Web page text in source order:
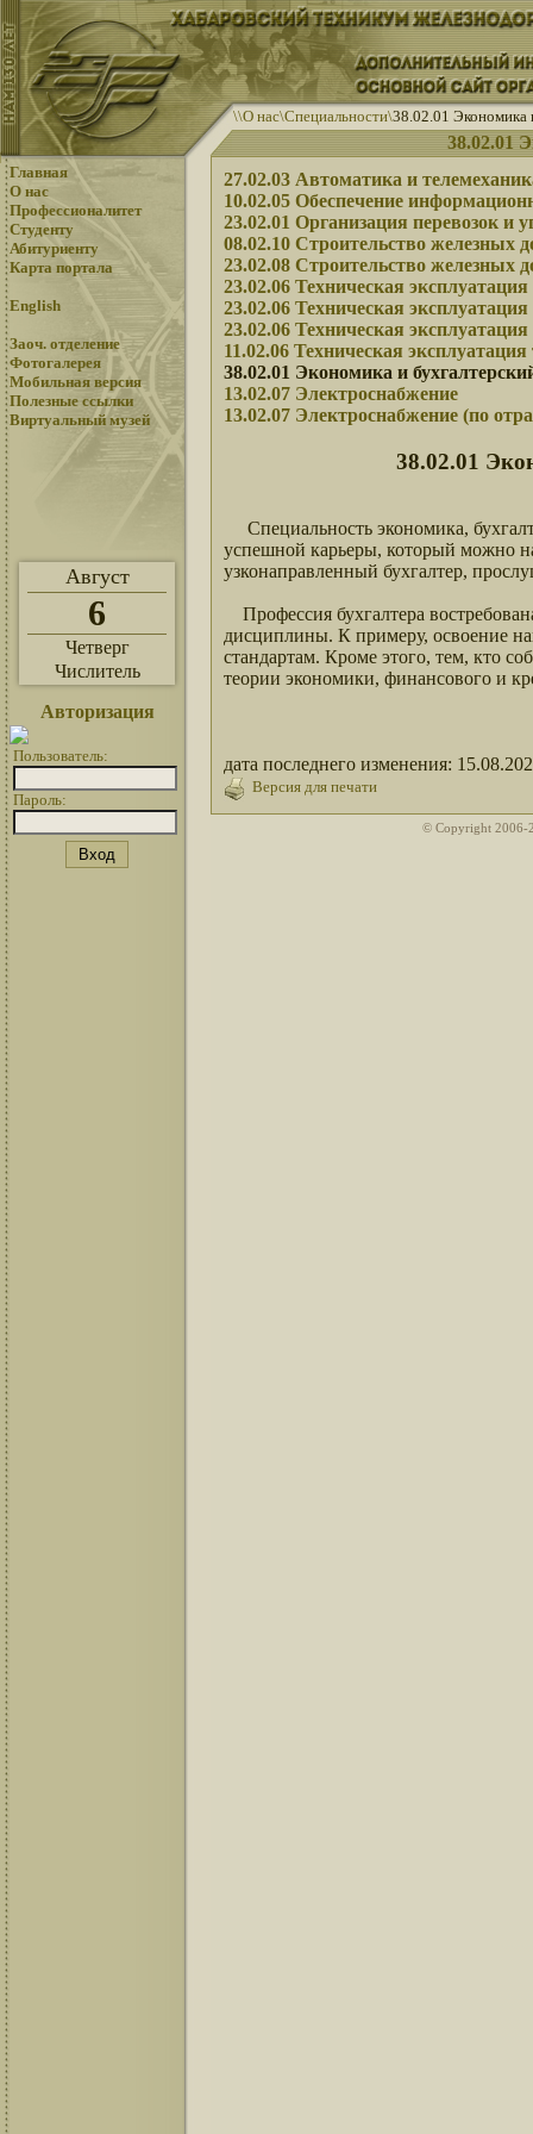
\\О нас\Специальности\38.02.01 Экономика
38.02.01
Главная
О нас
Профессионалитет
Студенту
Абитуриенту
Карта портала
English
Заоч. отделение
Фотогалерея
Мобильная версия
Полезные ссылки
Виртуальный музей
Август
6
Четверг
Числитель
Авторизация
Пользователь:
Пароль:
27.02.03 Автоматика и
10.02.05 Обеспечение
23.02.01 Организация перевозок и
08.02.10 Строительство железных
23.02.08 Строительство железных
23.02.06 Техническая
23.02.06 Техническая
23.02.06 Техническая
11.02.06 Техническая
38.02.01 Экономика и
13.02.07 Электроснабжение
13.02.07 Электроснабжение (по
38.02.01
Специальность экономика,
успешной карьеры, который можно
узконаправленный бухгалтер,
Профессия бухгалтера
дисциплины. К примеру, освоение
стандартам. Кроме этого, тем, кто
теории экономики, финансового и
дата последнего изменения:
Версия для печати
© Copyright 2006-